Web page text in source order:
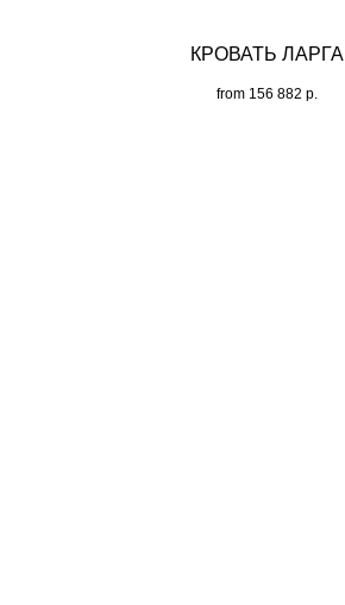
КРОВАТЬ ЛАРГА
from 156 882 р.